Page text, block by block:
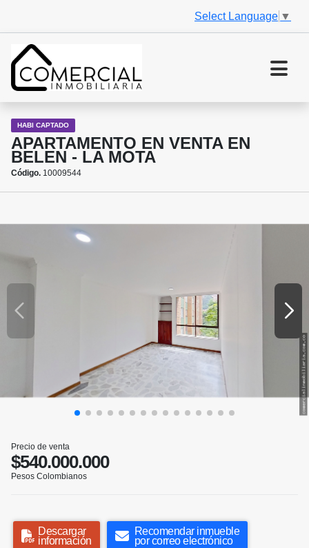
Select Language ▼
HABI CAPTADO
APARTAMENTO EN VENTA EN
BELEN - LA MOTA
Código. 10009544
Precio de venta
$540.000.000
Pesos Colombianos
Descargar
información
Recomendar inmueble
por correo electrónico